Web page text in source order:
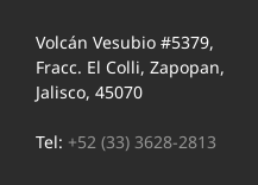
Volcán Vesubio #5379,
Fracc. El Colli, Zapopan,
Jalisco, 45070
Tel: +52 (33) 3628-2813